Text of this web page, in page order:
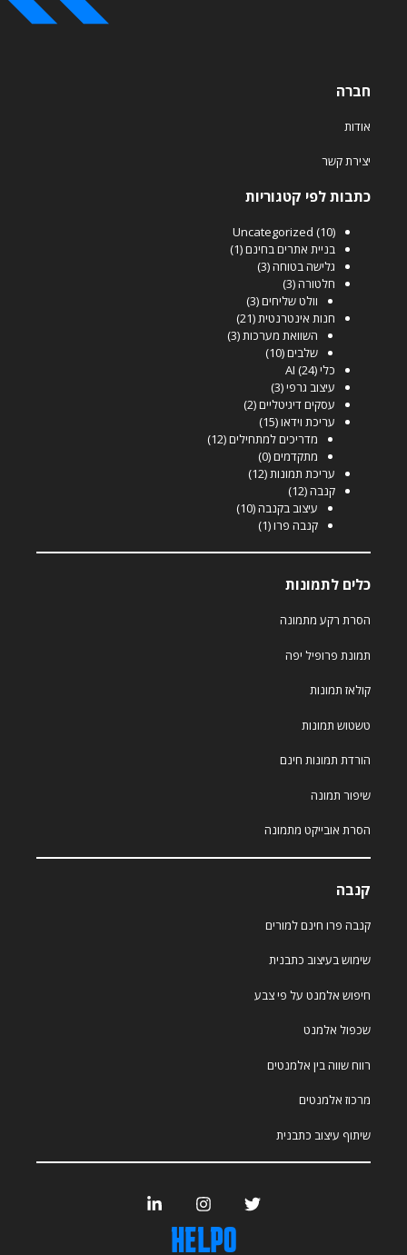
חברה
אודות
יצירת קשר
כתבות לפי קטגוריות
Uncategorized (10)
בניית אתרים בחינם(1)
גלישה בטוחה(3)
חלטורה(3)
וולט שליחים(3)
חנות אינטרנטית (21)
השוואת מערכות (3)
שלבים(10)
כלי AI(24)
עיצוב גרפי(3)
עסקים דיגיטליים(2)
עריכת וידאו(15)
מדריכים למתחילים(12)
מתקדמים(0)
עריכת תמונות (12)
קנבה(12)
עיצוב בקנבה(10)
קנבה פרו(1)
כלים לתמונות
הסרת רקע מתמונה
תמונת פרופיל יפה
קולאז תמונות
טשטוש תמונות
הורדת תמונות חינם
שיפור תמונה
הסרת אובייקט מתמונה
קנבה
קנבה פרו חינם למורים
שימוש בעיצוב כתבנית
חיפוש אלמנט על פי צבע
שכפול אלמנט
רווח שווה בין אלמנטים
מרכוז אלמנטים
שיתוף עיצוב כתבנית